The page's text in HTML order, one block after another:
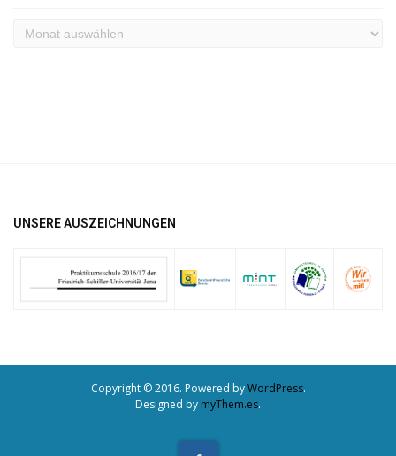
Archiv
UNSERE AUSZEICHNUNGEN
Copyright © 2016. Powered byWordPress.
Designed by myThem.es.